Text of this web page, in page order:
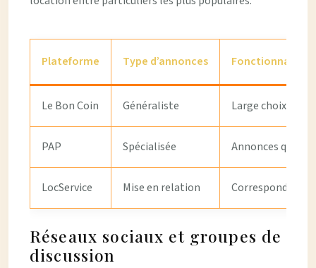
Plateforme Type d’annonces Fonctionnalités
Le Bon Coin Généraliste Large choix,
PAP Spécialisée Annonces
LocService Mise en relation Correspondance
Réseaux sociaux et groupes de
discussion